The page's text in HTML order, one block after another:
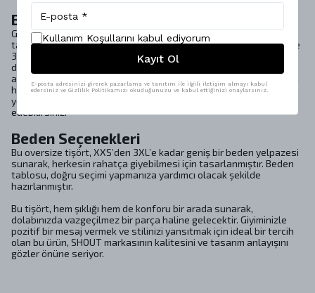
Bakım Talimatları
Giysilerinizin uzun ömürlü olmasını sağlamak için bakım
talimatlarına dikkat etmek önemlidir. Makinada hassas yıkama ile
30ºC’de yıkanabilir, beyazlatıcı kullanmaktan kaçınarak rengini ve
dokusunu koruyabilirsiniz. Ütüleme işlemi sırasında 110ºC’yi
aşmamak, tişörtünüzün formunu korumasına yardımcı olur. Düşük
hızda merdaneli yıkama ve profesyonel kuru temizleme
yöntemleri ile giysinizin kalitesini uzun süre muhafaza
edebilirsiniz.
Beden Seçenekleri
Bu oversize tişört, XXS’den 3XL’e kadar geniş bir beden yelpazesi
sunarak, herkesin rahatça giyebilmesi için tasarlanmıştır. Beden
tablosu, doğru seçimi yapmanıza yardımcı olacak şekilde
hazırlanmıştır.
Bu tişört, hem şıklığı hem de konforu bir arada sunarak,
dolabınızda vazgeçilmez bir parça haline gelecektir. Giyiminizle
pozitif bir mesaj vermek ve stilinizi yansıtmak için ideal bir tercih
olan bu ürün, SHOUT markasının kalitesini ve tasarım anlayışını
gözler önüne seriyor.
Kullanım Koşullarını kabul ediyorum
Kayıt Ol
E-posta adresinizi girerek pazarlama ve tanıtım ile ilgili iletişim almayı kabul
edersiniz ve Gizlilik Politikamızı okuduğunuzu ve kabul ettiğinizi onaylarsınız.